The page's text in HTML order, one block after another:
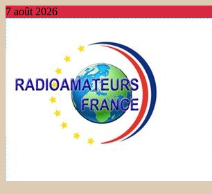
7 août 2026